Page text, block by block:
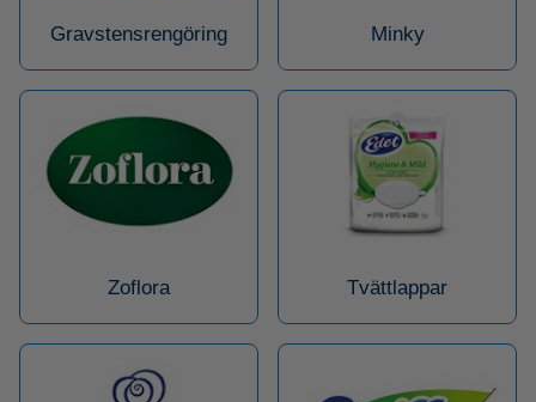
Gravstensrengöring Minky
Zoflora Tvättlappar